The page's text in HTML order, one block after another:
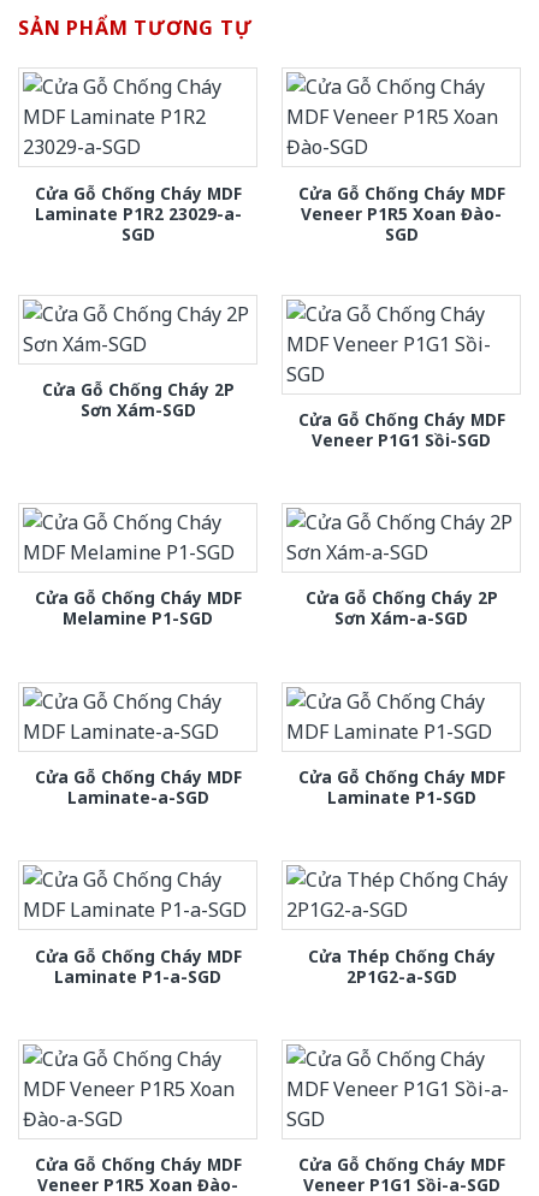
SẢN PHẨM TƯƠNG TỰ
Cửa Gỗ Chống Cháy MDF
Laminate P1R2 23029-a-
SGD
Cửa Gỗ Chống Cháy MDF
Veneer P1R5 Xoan Đào-
SGD
Cửa Gỗ Chống Cháy 2P
Sơn Xám-SGD
Cửa Gỗ Chống Cháy MDF
Veneer P1G1 Sồi-SGD
Cửa Gỗ Chống Cháy MDF
Melamine P1-SGD
Cửa Gỗ Chống Cháy 2P
Sơn Xám-a-SGD
Cửa Gỗ Chống Cháy MDF
Laminate-a-SGD
Cửa Gỗ Chống Cháy MDF
Laminate P1-SGD
Cửa Gỗ Chống Cháy MDF
Laminate P1-a-SGD
Cửa Thép Chống Cháy
2P1G2-a-SGD
Cửa Gỗ Chống Cháy MDF
Veneer P1R5 Xoan Đào-
Cửa Gỗ Chống Cháy MDF
Veneer P1G1 Sồi-a-SGD